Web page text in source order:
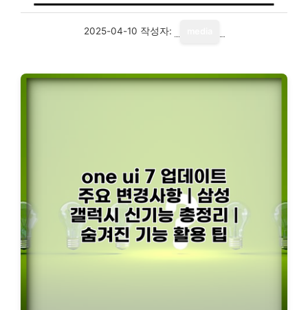
2025-04-10 작성자: